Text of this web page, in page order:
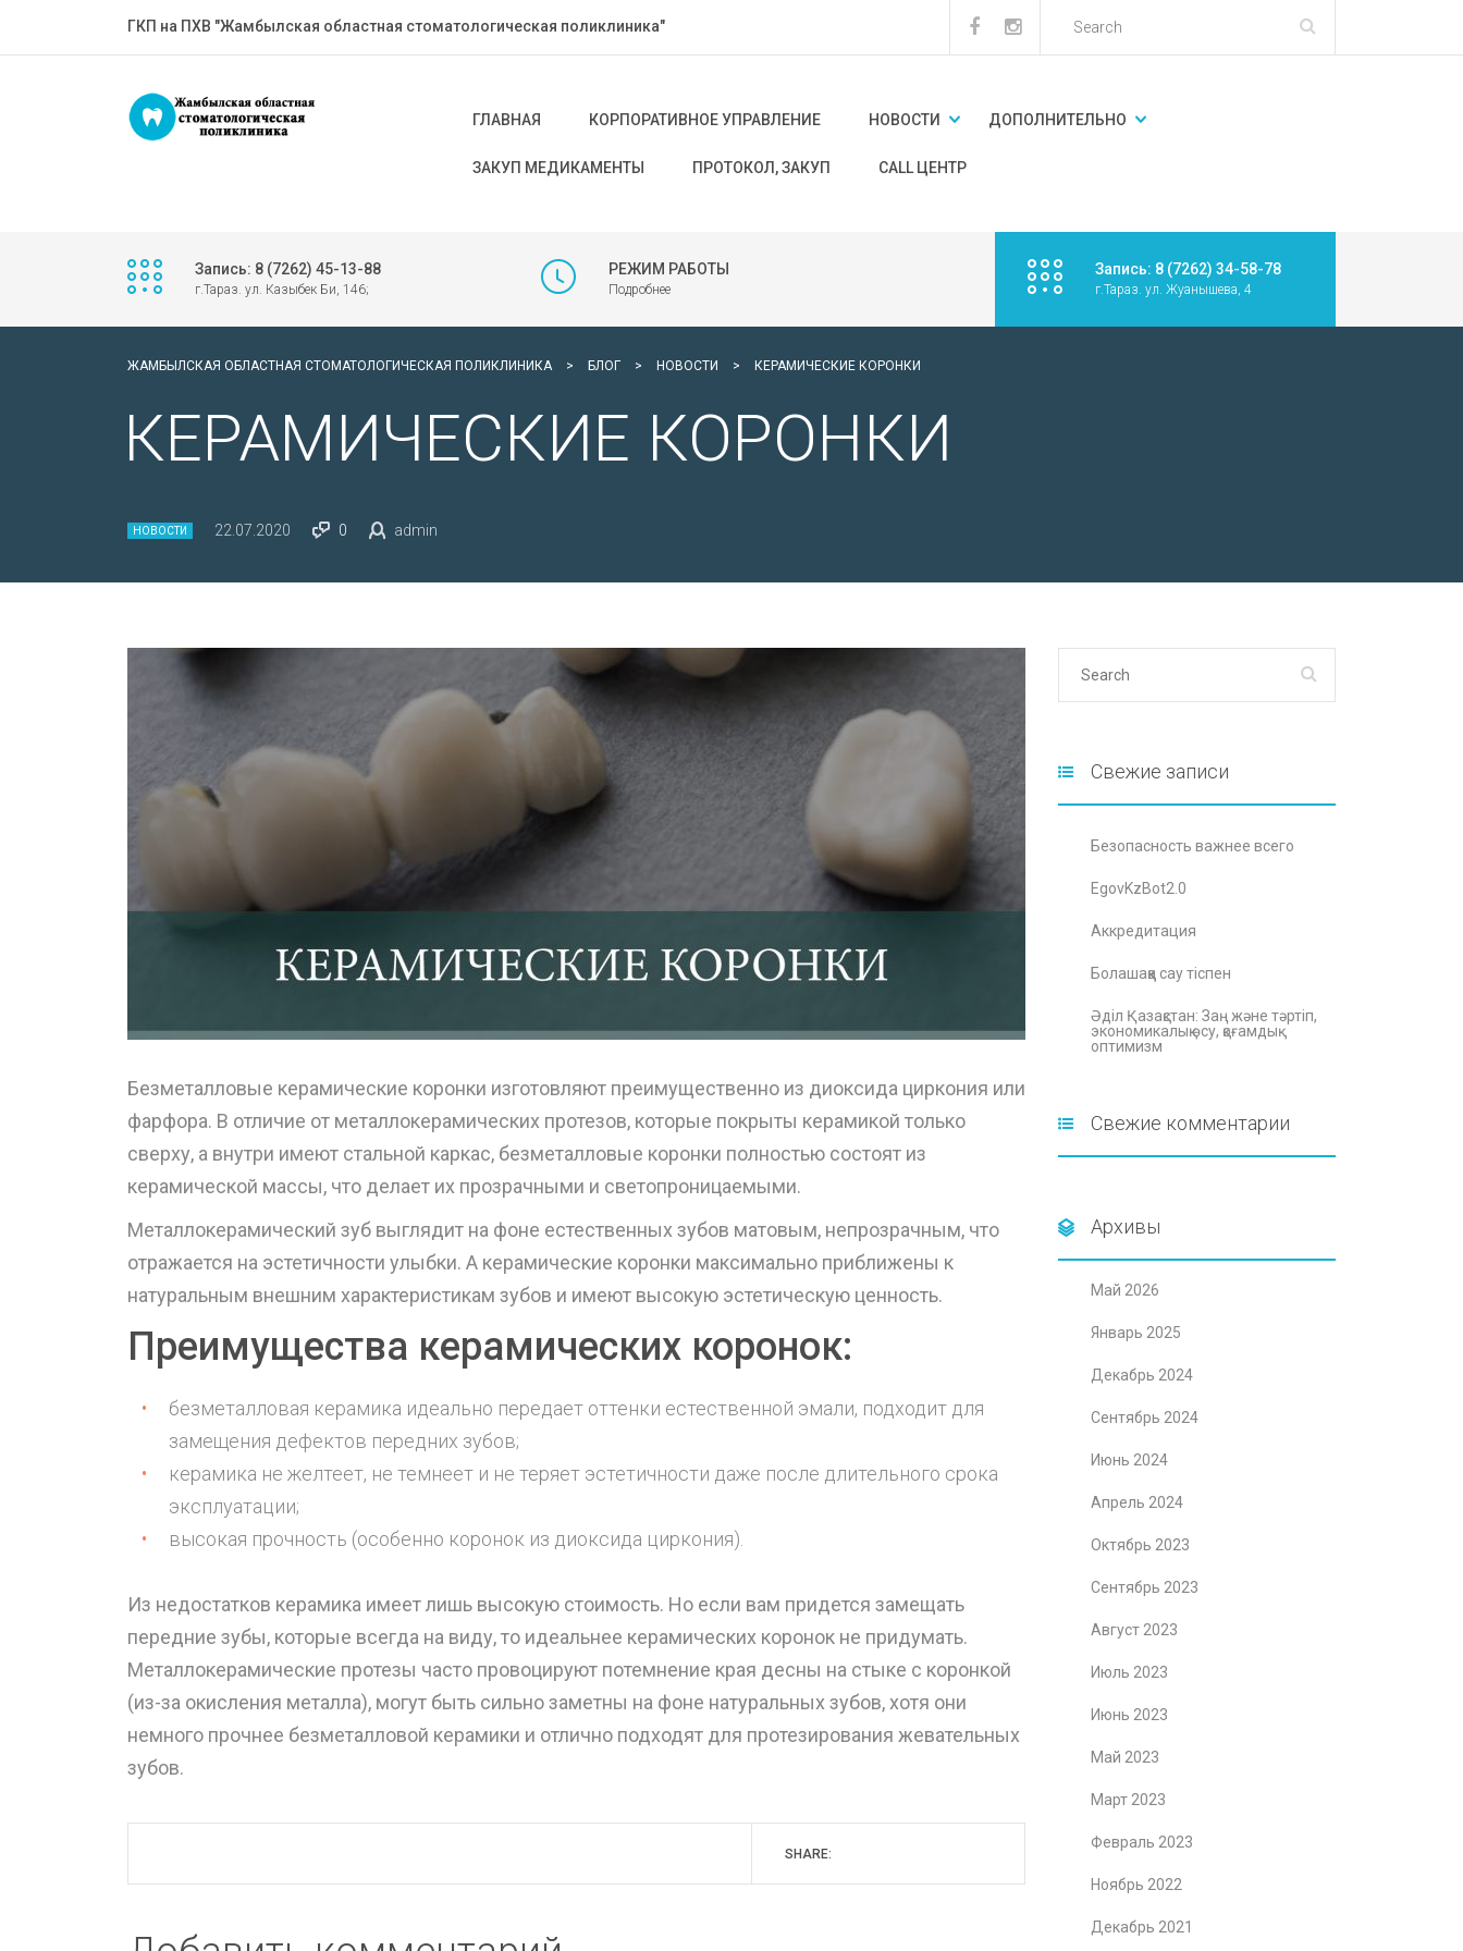
ГКП на ПХВ "Жамбылская областная стоматологическая поликлиника"
ГЛАВНАЯ КОРПОРАТИВНОЕ УПРАВЛЕНИЕ НОВОСТИ ДОПОЛНИТЕЛЬНО
ЗАКУП МЕДИКАМЕНТЫ ПРОТОКОЛ, ЗАКУП CALL ЦЕНТР
Запись: 8 (7262) 45-13-88
г.Тараз. ул. Казыбек Би, 146;
РЕЖИМ РАБОТЫ
Подробнее
Запись: 8 (7262) 34-58-78
г.Тараз. ул. Жуанышева, 4
ЖАМБЫЛСКАЯ ОБЛАСТНАЯ СТОМАТОЛОГИЧЕСКАЯ ПОЛИКЛИНИКА > БЛОГ > НОВОСТИ > КЕРАМИЧЕСКИЕ КОРОНКИ
КЕРАМИЧЕСКИЕ КОРОНКИ
НОВОСТИ 22.07.2020 0 admin
Безметалловые керамические коронки изготовляют преимущественно из диоксида циркония или
фарфора. В отличие от металлокерамических протезов, которые покрыты керамикой только
сверху, а внутри имеют стальной каркас, безметалловые коронки полностью состоят из
керамической массы, что делает их прозрачными и светопроницаемыми.
Металлокерамический зуб выглядит на фоне естественных зубов матовым, непрозрачным, что
отражается на эстетичности улыбки. А керамические коронки максимально приближены к
натуральным внешним характеристикам зубов и имеют высокую эстетическую ценность.
Преимущества керамических коронок:
безметалловая керамика идеально передает оттенки естественной эмали, подходит для
замещения дефектов передних зубов;
керамика не желтеет, не темнеет и не теряет эстетичности даже после длительного срока
эксплуатации;
высокая прочность (особенно коронок из диоксида циркония).
Из недостатков керамика имеет лишь высокую стоимость. Но если вам придется замещать
передние зубы, которые всегда на виду, то идеальнее керамических коронок не придумать.
Металлокерамические протезы часто провоцируют потемнение края десны на стыке с коронкой
(из-за окисления металла), могут быть сильно заметны на фоне натуральных зубов, хотя они
немного прочнее безметалловой керамики и отлично подходят для протезирования жевательных
зубов.
SHARE:
Свежие записи
Безопасность важнее всего
EgovKzBot2.0
Аккредитация
Болашаққа сау тіспен
Әділ Қазақстан: Заң және тәртіп,
экономикалық өсу, қоғамдық
оптимизм
Свежие комментарии
Архивы
Май 2026
Январь 2025
Декабрь 2024
Сентябрь 2024
Июнь 2024
Апрель 2024
Октябрь 2023
Сентябрь 2023
Август 2023
Июль 2023
Июнь 2023
Май 2023
Март 2023
Февраль 2023
Ноябрь 2022
Декабрь 2021